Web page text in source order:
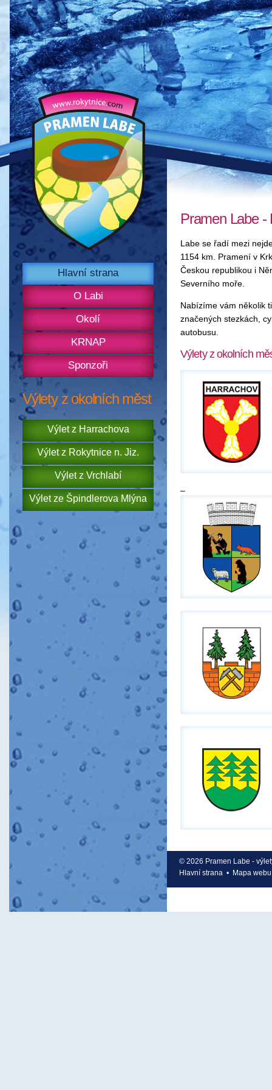
Hlavní strana
O Labi
Okolí
KRNAP
Sponzoři
Výlety z okolních měst
Výlet z Harrachova
Výlet z Rokytnice n. Jiz.
Výlet z Vrchlabí
Výlet ze Špindlerova Mlýna
Pramen Labe -
Labe se řadí mezi
1154 km. Pramení v
Českou republikou i
Severního moře.
Nabízíme vám několik
značených stezkách,
autobusu.
Výlety z okolních
–
© 2026 Pramen Labe -
Hlavní strana • Mapa webu